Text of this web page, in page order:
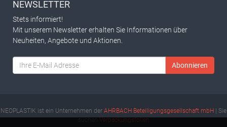
NEWSLETTER
Stets informiert!
Mit unserem Newsletter erhalten Sie Informationen über
Neuheiten, Angebote und Aktionen.
Abonnieren
NEOPLASTIK ist ein Unternehmen der AHRBACH Beteiligungsgesellschaft mbH | Sie
Verpackungsfolien